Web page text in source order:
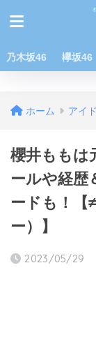
乃木坂46 欅坂46
ホーム アイ
櫻井ももは
ールや経歴
ードも！【
ー）】
2023/05/29